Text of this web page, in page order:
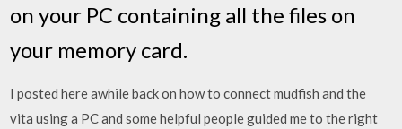
on your PC containing all the files on
your memory card.
I posted here awhile back on how to connect mudfish and the
vita using a PC and some helpful people guided me to the right